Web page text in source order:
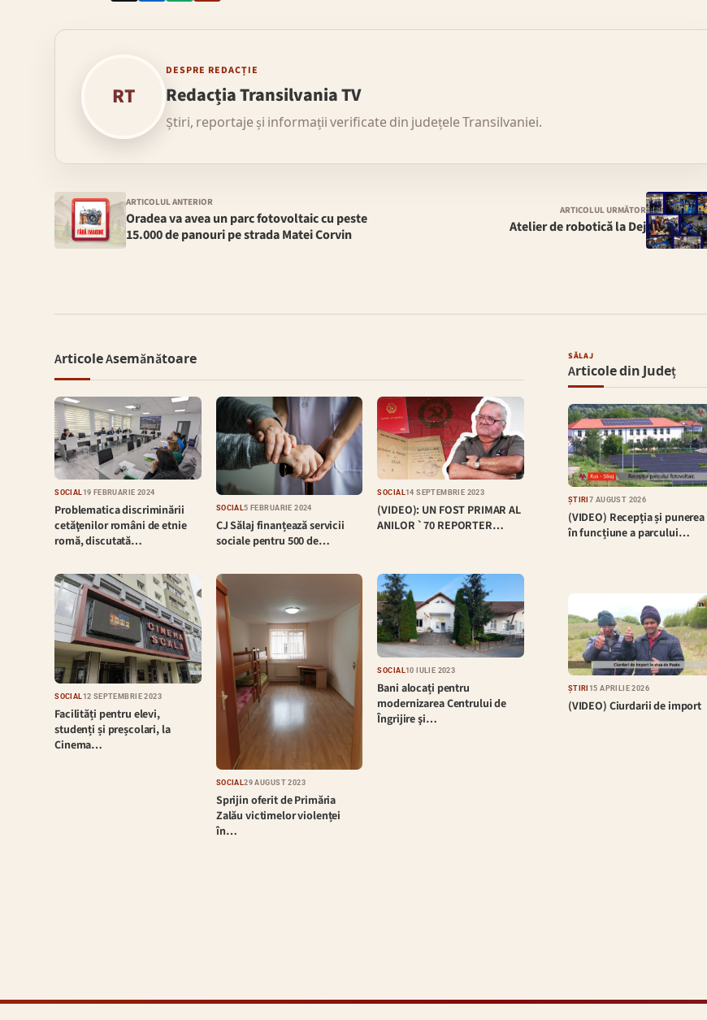
RT
DESPRE REDACȚIE
Redacția Transilvania TV
Știri, reportaje și informații verificate din județele Transilvaniei.
ARTICOLUL ANTERIOR
Oradea va avea un parc fotovoltaic cu peste
15.000 de panouri pe strada Matei Corvin
ARTICOLUL URMĂTOR
Atelier de robotică la Dej
Articole Asemănătoare
SOCIAL 19 FEBRUARIE 2024
Problematica discriminării
cetăţenilor români de etnie
romă, discutată…
SOCIAL5 FEBRUARIE 2024
CJ Sălaj finanțează servicii
sociale pentru 500 de…
SOCIAL 14 SEPTEMBRIE 2023
(VIDEO): UN FOST PRIMAR AL
ANILOR `70 REPORTER…
SOCIAL12 SEPTEMBRIE 2023
Facilități pentru elevi,
studenți și preșcolari, la
Cinema…
SOCIAL29 AUGUST 2023
Sprijin oferit de Primăria
Zalău victimelor violenței
în…
SOCIAL10 IULIE 2023
Bani alocați pentru
modernizarea Centrului de
Îngrijire şi…
SĂLAJ
Articole din Județ
ȘTIRI 7 AUGUST 2026
(VIDEO) Recepția și punerea
în funcțiune a parcului…
ȘTIRI 15 APRILIE 2026
(VIDEO) Ciurdarii de import